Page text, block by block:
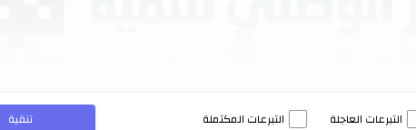
التبرعات العاجلة التبرعات المكتملة تنقية